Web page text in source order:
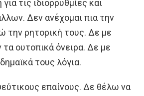
τις ιδιορρυθμίες και
Δεν ανέχομαι πια την
την ρητορική τους. Δε με
ουτοπικά όνειρα. Δε με
τους λόγια.
επαίνους. Δε θέλω να